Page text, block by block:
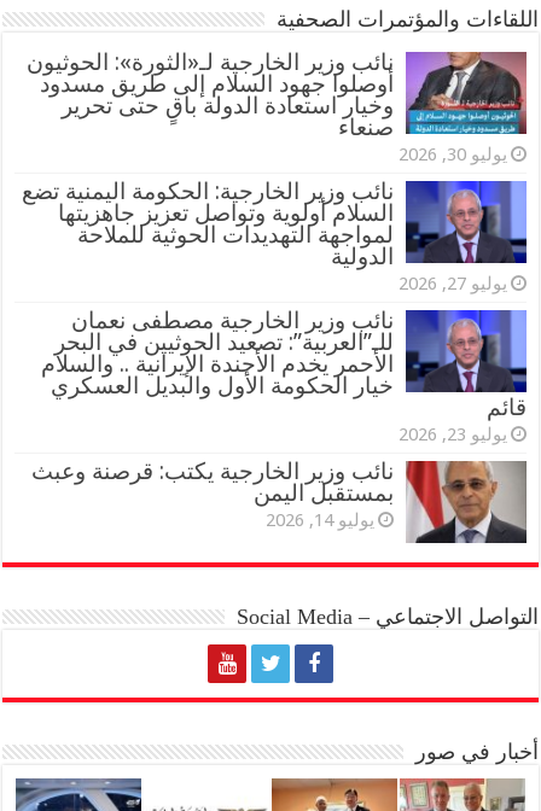
اللقاءات والمؤتمرات الصحفية
‏نائب وزير الخارجية لـ«الثورة»: الحوثيون
أوصلوا جهود السلام إلى طريق مسدود
وخيار استعادة الدولة باقٍ حتى تحرير
صنعاء
يوليو 30, 2026
نائب وزير الخارجية: الحكومة اليمنية تضع
السلام أولوية وتواصل تعزيز جاهزيتها
لمواجهة التهديدات الحوثية للملاحة
الدولية
يوليو 27, 2026
نائب وزير الخارجية مصطفى نعمان
للـ”العربية”: تصعيد الحوثيين في البحر
الأحمر يخدم الأجندة الإيرانية .. والسلام
خيار الحكومة الأول والبديل العسكري
قائم
يوليو 23, 2026
نائب وزير الخارجية يكتب: قرصنة وعبث
بمستقبل اليمن
يوليو 14, 2026
التواصل الاجتماعي – Social Media
أخبار في صور